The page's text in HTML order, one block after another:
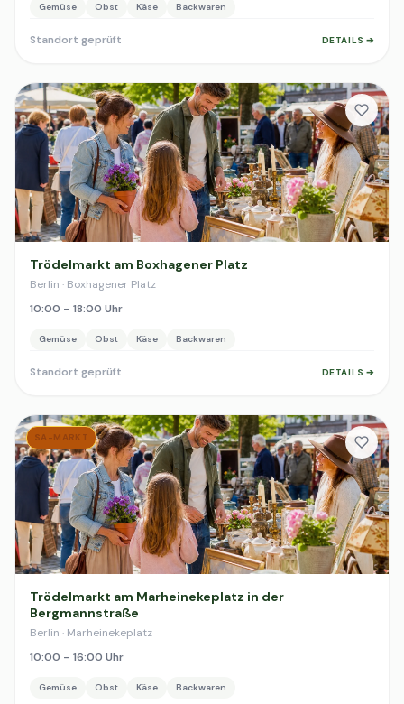
Gemüse Obst Käse Backwaren
Standort geprüft DETAILS ➔
Trödelmarkt am Boxhagener Platz
Berlin · Boxhagener Platz
10:00 – 18:00 Uhr
Gemüse Obst Käse Backwaren
Standort geprüft DETAILS ➔
SA-MARKT
Trödelmarkt am Marheinekeplatz in der
Bergmannstraße
Berlin · Marheinekeplatz
10:00 – 16:00 Uhr
Gemüse Obst Käse Backwaren